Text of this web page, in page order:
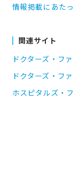
情報掲載にあた
関連サイト
ドクターズ・フ
ドクターズ・フ
ホスピタルズ・